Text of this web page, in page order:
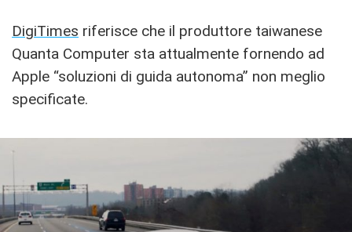
DigiTimes riferisce che il produttore taiwanese
Quanta Computer sta attualmente fornendo ad
Apple “soluzioni di guida autonoma” non meglio
specificate.